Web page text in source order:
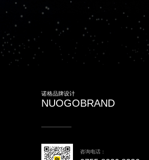
诺格品牌设计
NUOGOBRAND
咨询电话：